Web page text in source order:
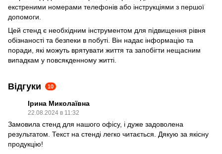
екстреними номерами телефонів або інструкціями з першої
допомоги.
Цей стенд є необхідним інструментом для підвищення рівня
обізнаності та безпеки в побуті. Він надає інформацію та
поради, які можуть врятувати життя та запобігти нещасним
випадкам у повсякденному житті.
Відгуки 10
Ірина Миколаївна
22.08.2024 в 11:32
Замовила стенд для нашого офісу, і дуже задоволена
результатом. Текст на стенді легко читається. Дякую за якісну
продукцію!